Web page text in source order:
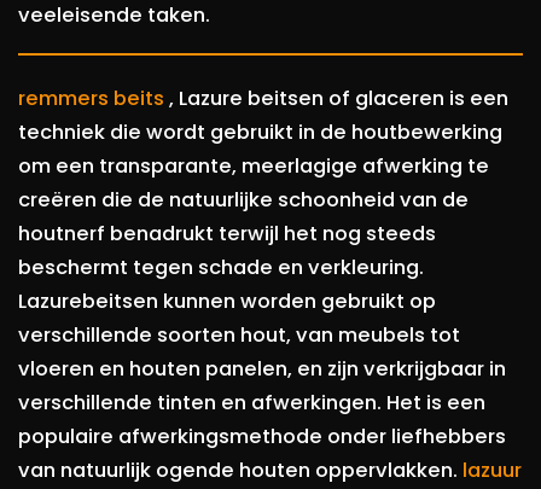
veeleisende taken.
remmers beits , Lazure beitsen of glaceren is een
techniek die wordt gebruikt in de houtbewerking
om een transparante, meerlagige afwerking te
creëren die de natuurlijke schoonheid van de
houtnerf benadrukt terwijl het nog steeds
beschermt tegen schade en verkleuring.
Lazurebeitsen kunnen worden gebruikt op
verschillende soorten hout, van meubels tot
vloeren en houten panelen, en zijn verkrijgbaar in
verschillende tinten en afwerkingen. Het is een
populaire afwerkingsmethode onder liefhebbers
van natuurlijk ogende houten oppervlakken. lazuur